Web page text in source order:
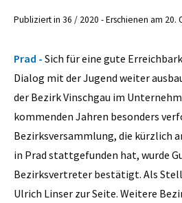
Publiziert in 36 / 2020 - Erschienen am 20.
Prad - Sich für eine gute
Dialog mit der Jugend weiter
der Bezirk Vinschgau im
kommenden Jahren besonders
Bezirksversammlung, die kürzlich
in Prad stattgefunden hat, wurde
Bezirksvertreter bestätigt. Als
Ulrich Linser zur Seite. Weitere